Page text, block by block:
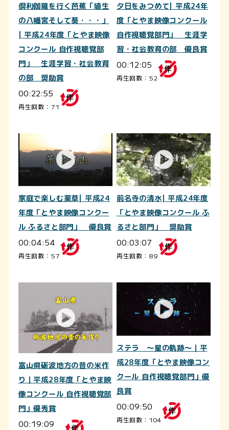
倶利伽羅を行く芭蕉「埴生
の八幡宮そして葵・・・」
| 平成24年度「とやま映像
コンクール 自作視聴覚部
門」 生涯学習・社会教育
の部 奨励賞
00:22:55
再生回数：71
夕日をみつめて| 平成24年
度「とやま映像コンクール
自作視聴覚部門」 生涯学
習・社会教育の部 優良賞
00:12:05
再生回数：52
家庭で楽しむ薬草| 平成24
年度「とやま映像コンクー
ル ふるさと部門」 優良賞
00:04:54
再生回数：57
前名寺の清水| 平成24年度
「とやま映像コンクール ふ
るさと部門」 奨励賞
00:03:07
再生回数：89
富山県砺波地方の昔の米作
り｜平成28年度「とやま映
像コンクール 自作視聴覚部
門」優秀賞
00:19:09
ステラ ～星の軌跡～｜平
成28年度「とやま映像コン
クール 自作視聴覚部門」優
良賞
00:09:50
再生回数：104